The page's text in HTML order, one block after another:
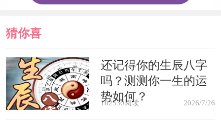
继续一段时间的话，不动声色会是多数
飞的后路了！
怀孕的人梦见微信头像不吉祥，预
猜你喜
欢
还记得你的生辰八字
吗？测测你一生的运
势如何？
102530阅读 2026/7/26